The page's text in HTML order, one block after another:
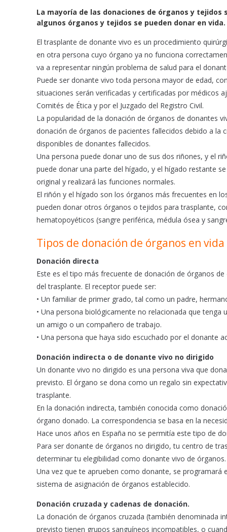
c
e
b
o
k
a
t
s
A
a
i
l
La mayoría de las donaciones de órganos y
algunos órganos y tejidos se pueden donar en vida.
El trasplante de donante vivo es un procedimiento
en otra persona cuyo órgano ya no funciona
va a representar ningún problema de salud para el
Puede ser donante vivo toda persona mayor de edad,
situaciones serán verificadas y certificadas por médicos
Comités de Ética y por el Juzgado del Registro Civil.
La popularidad de la donación de órganos de donantes
donación de órganos de pacientes fallecidos debido a la
disponibles de donantes fallecidos.
Una persona puede donar uno de sus dos riñones, y el
puede donar una parte del hígado, y el hígado restante
original y realizará las funciones normales.
El riñón y el hígado son los órganos más frecuentes en
pueden donar otros órganos o tejidos para trasplante,
hematopoyéticos (sangre periférica, médula ósea y
Tipos de donación de órganos en vida
Donación directa
Este es el tipo más frecuente de donación de órganos
del trasplante. El receptor puede ser:
• Un familiar de primer grado, tal como un padre,
• Una persona biológicamente no relacionada que
un amigo o un compañero de trabajo.
• Una persona que haya sido escuchado por el donante
Donación indirecta o de donante vivo no dirigido
Un donante vivo no dirigido es una persona viva que
previsto. El órgano se dona como un regalo sin
trasplante.
En la donación indirecta, también conocida como
órgano donado. La correspondencia se basa en la
Hace unos años en España no se permitía este tipo de
Para ser donante de órganos no dirigido, tu centro de
determinar tu elegibilidad como donante vivo de órganos.
Una vez que te aprueben como donante, se
sistema de asignación de órganos establecido.
Donación cruzada y cadenas de donación.
La donación de órganos cruzada (también denominada
previsto tienen grupos sanguíneos incompatibles, o